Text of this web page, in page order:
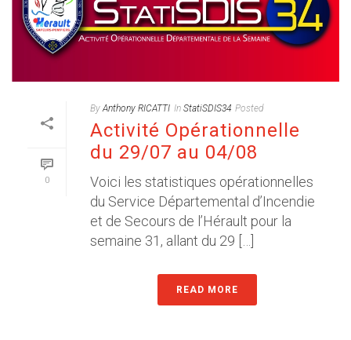
0
By Anthony RICATTI In StatiSDIS34 Posted
Activité Opérationnelle
du 29/07 au 04/08
Voici les statistiques opérationnelles
du Service Départemental d’Incendie
et de Secours de l’Hérault pour la
semaine 31, allant du 29 […]
READ MORE